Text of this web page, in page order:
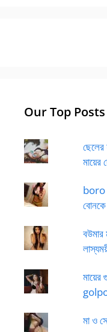
Our Top Posts
ছেলের
মায়ের
boro
বোনকে
মা ও